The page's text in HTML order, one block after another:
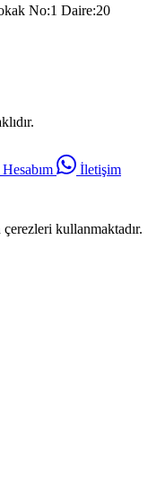
No:1 Daire:20
Hesabım İletişim
kullanmaktadır.